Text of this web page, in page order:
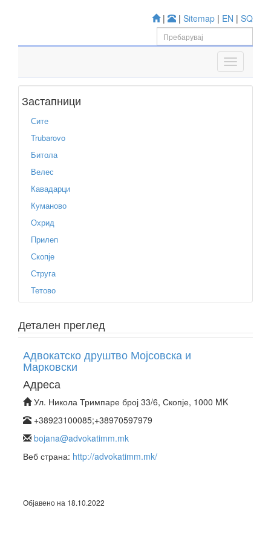
| | Sitemap | EN | SQ
Застапници
Сите
Trubarovo
Битола
Велес
Кавадарци
Куманово
Охрид
Прилеп
Скопје
Струга
Тетово
Детален преглед
Адвокатско друштво Мојсовска и
Марковски
Адреса
Ул. Никола Тримпаре број 33/6, Скопје, 1000 MK
+38923100085;+38970597979
bojana@advokatimm.mk
Веб страна: http://advokatimm.mk/
Објавено на 18.10.2022